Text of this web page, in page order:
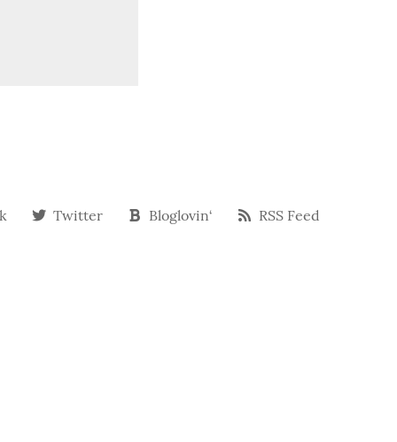
Twitter Bloglovin‘ RSS Feed